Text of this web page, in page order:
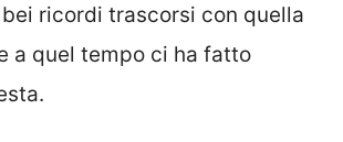
ricordi trascorsi con quella
a quel tempo ci ha fatto